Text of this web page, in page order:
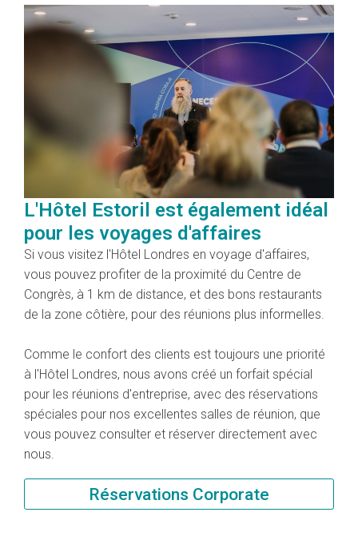
L'Hôtel Estoril est également idéal
pour les voyages d'affaires
Si vous visitez l'Hôtel Londres en voyage d'affaires,
vous pouvez profiter de la proximité du Centre de
Congrès, à 1 km de distance, et des bons restaurants
de la zone côtière, pour des réunions plus informelles.
Comme le confort des clients est toujours une priorité
à l'Hôtel Londres, nous avons créé un forfait spécial
pour les réunions d'entreprise, avec des réservations
spéciales pour nos excellentes salles de réunion, que
vous pouvez consulter et réserver directement avec
nous.
Réservations Corporate